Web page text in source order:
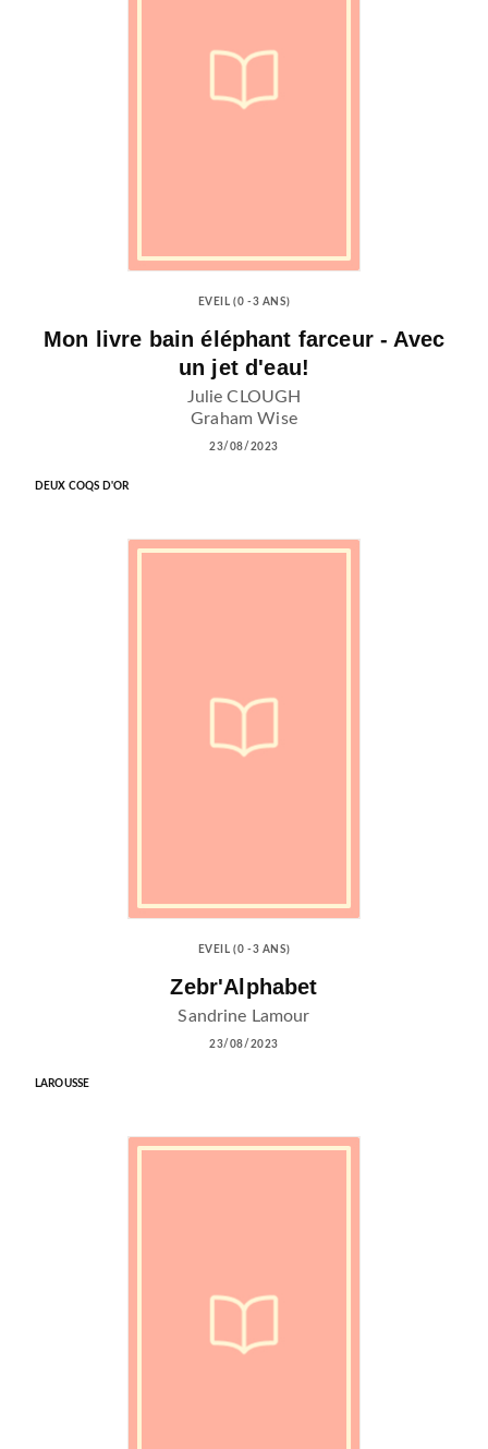
EVEIL (0 -3 ANS)
Mon livre bain éléphant farceur - Avec
un jet d'eau!
Julie CLOUGH
Graham Wise
23/08/2023
DEUX COQS D'OR
EVEIL (0 -3 ANS)
Zebr'Alphabet
Sandrine Lamour
23/08/2023
LAROUSSE